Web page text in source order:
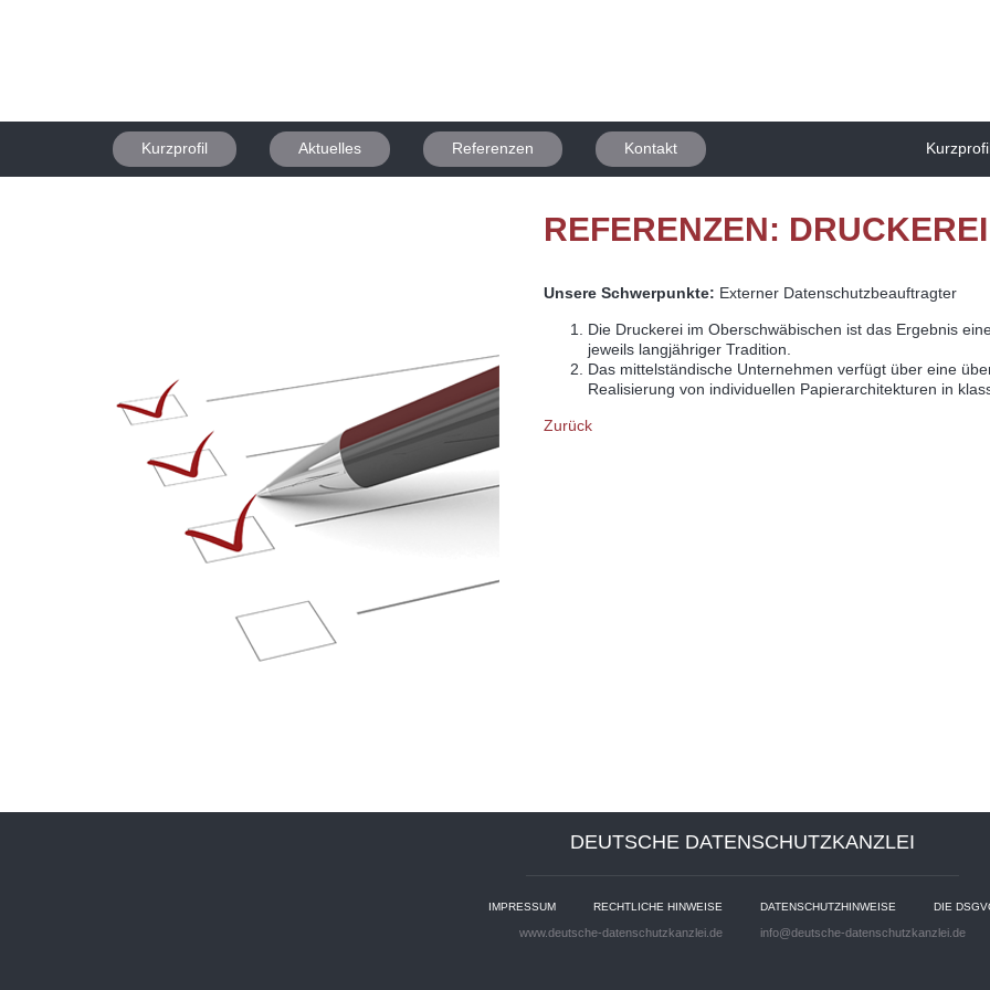
Kurzprofil Aktuelles Referenzen Kontakt
REFERENZEN: DRUCKEREI
Unsere Schwerpunkte: Externer Datenschutzbeauftragter
Die Druckerei im Oberschwäbischen ist das Ergebnis
jeweils langjähriger Tradition.
Das mittelständische Unternehmen verfügt über eine
Realisierung von individuellen Papierarchitekturen in
Zurück
DEUTSCHE DATENSCHUTZKANZLEI
IMPRESSUM RECHTLICHE HINWEISE DATENSCHUTZHINWEISE DIE
www.deutsche-datenschutzkanzlei.de info@deutsche-datenschutzkanzlei.de